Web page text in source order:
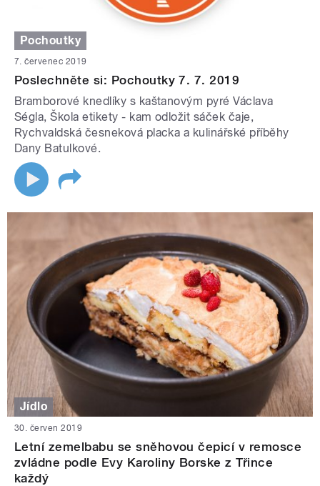
Pochoutky
7. červenec 2019
Poslechněte si: Pochoutky 7. 7. 2019
Bramborové knedlíky s kaštanovým pyré Václava
Ségla, Škola etikety - kam odložit sáček čaje,
Rychvaldská česneková placka a kulinářské příběhy
Dany Batulkové.
Jídlo
30. červen 2019
Letní zemelbabu se sněhovou čepicí v remosce
zvládne podle Evy Karoliny Borske z Třince
každý